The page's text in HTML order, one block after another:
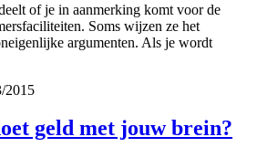
of je in aanmerking komt voor de
Soms wijzen ze het
argumenten. Als je wordt
2015
geld met jouw brein?